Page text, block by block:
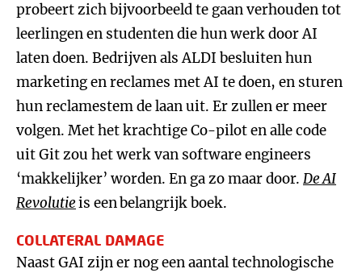
probeert zich bijvoorbeeld te gaan verhouden tot
leerlingen en studenten die hun werk door AI
laten doen. Bedrijven als ALDI besluiten hun
marketing en reclames met AI te doen, en sturen
hun reclamestem de laan uit. Er zullen er meer
volgen. Met het krachtige Co-pilot en alle code
uit Git zou het werk van software engineers
‘makkelijker’ worden. En ga zo maar door. De AI
Revolutieis eenbelangrijk boek.
COLLATERAL DAMAGE
Naast GAI zijn er nog een aantal technologische